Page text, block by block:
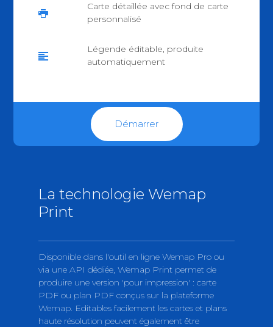
Carte détaillée avec fond de carte
personnalisé
Légende éditable, produite
automatiquement
Démarrer
La technologie Wemap
Print
Disponible dans l'outil en ligne Wemap Pro ou
via une API dédiée, Wemap Print permet de
produire une version 'pour impression' : carte
PDF ou plan PDF conçus sur la plateforme
Wemap. Editables facilement les cartes et plans
haute résolution peuvent également être